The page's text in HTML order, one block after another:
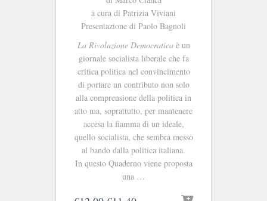
a cura di Patrizia Viviani
Presentazione di Paolo Bagnoli
La Rivoluzione Democraticaè un
giornale socialista liberale che fa
critica politica nel convincimento
di portare un contributo non solo
alla comprensione della politica in
atto ma, soprattutto, per mantenere
accesa la fiamma di un ideale,
quello socialista, che sembra messo
al bando dalla politica italiana.
In questo Quaderno viene proposta
una …